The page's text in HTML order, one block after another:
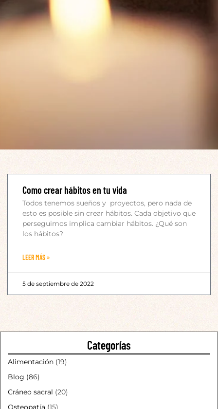
Como crear hábitos en tu vida
Todos tenemos sueños y proyectos, pero nada de
esto es posible sin crear hábitos. Cada objetivo que
perseguimos implica cambiar hábitos. ¿Qué son
los hábitos?
LEER MÁS »
5 de septiembre de 2022
Categorías
Alimentación (19)
Blog (86)
Cráneo sacral (20)
Osteopatía (15)